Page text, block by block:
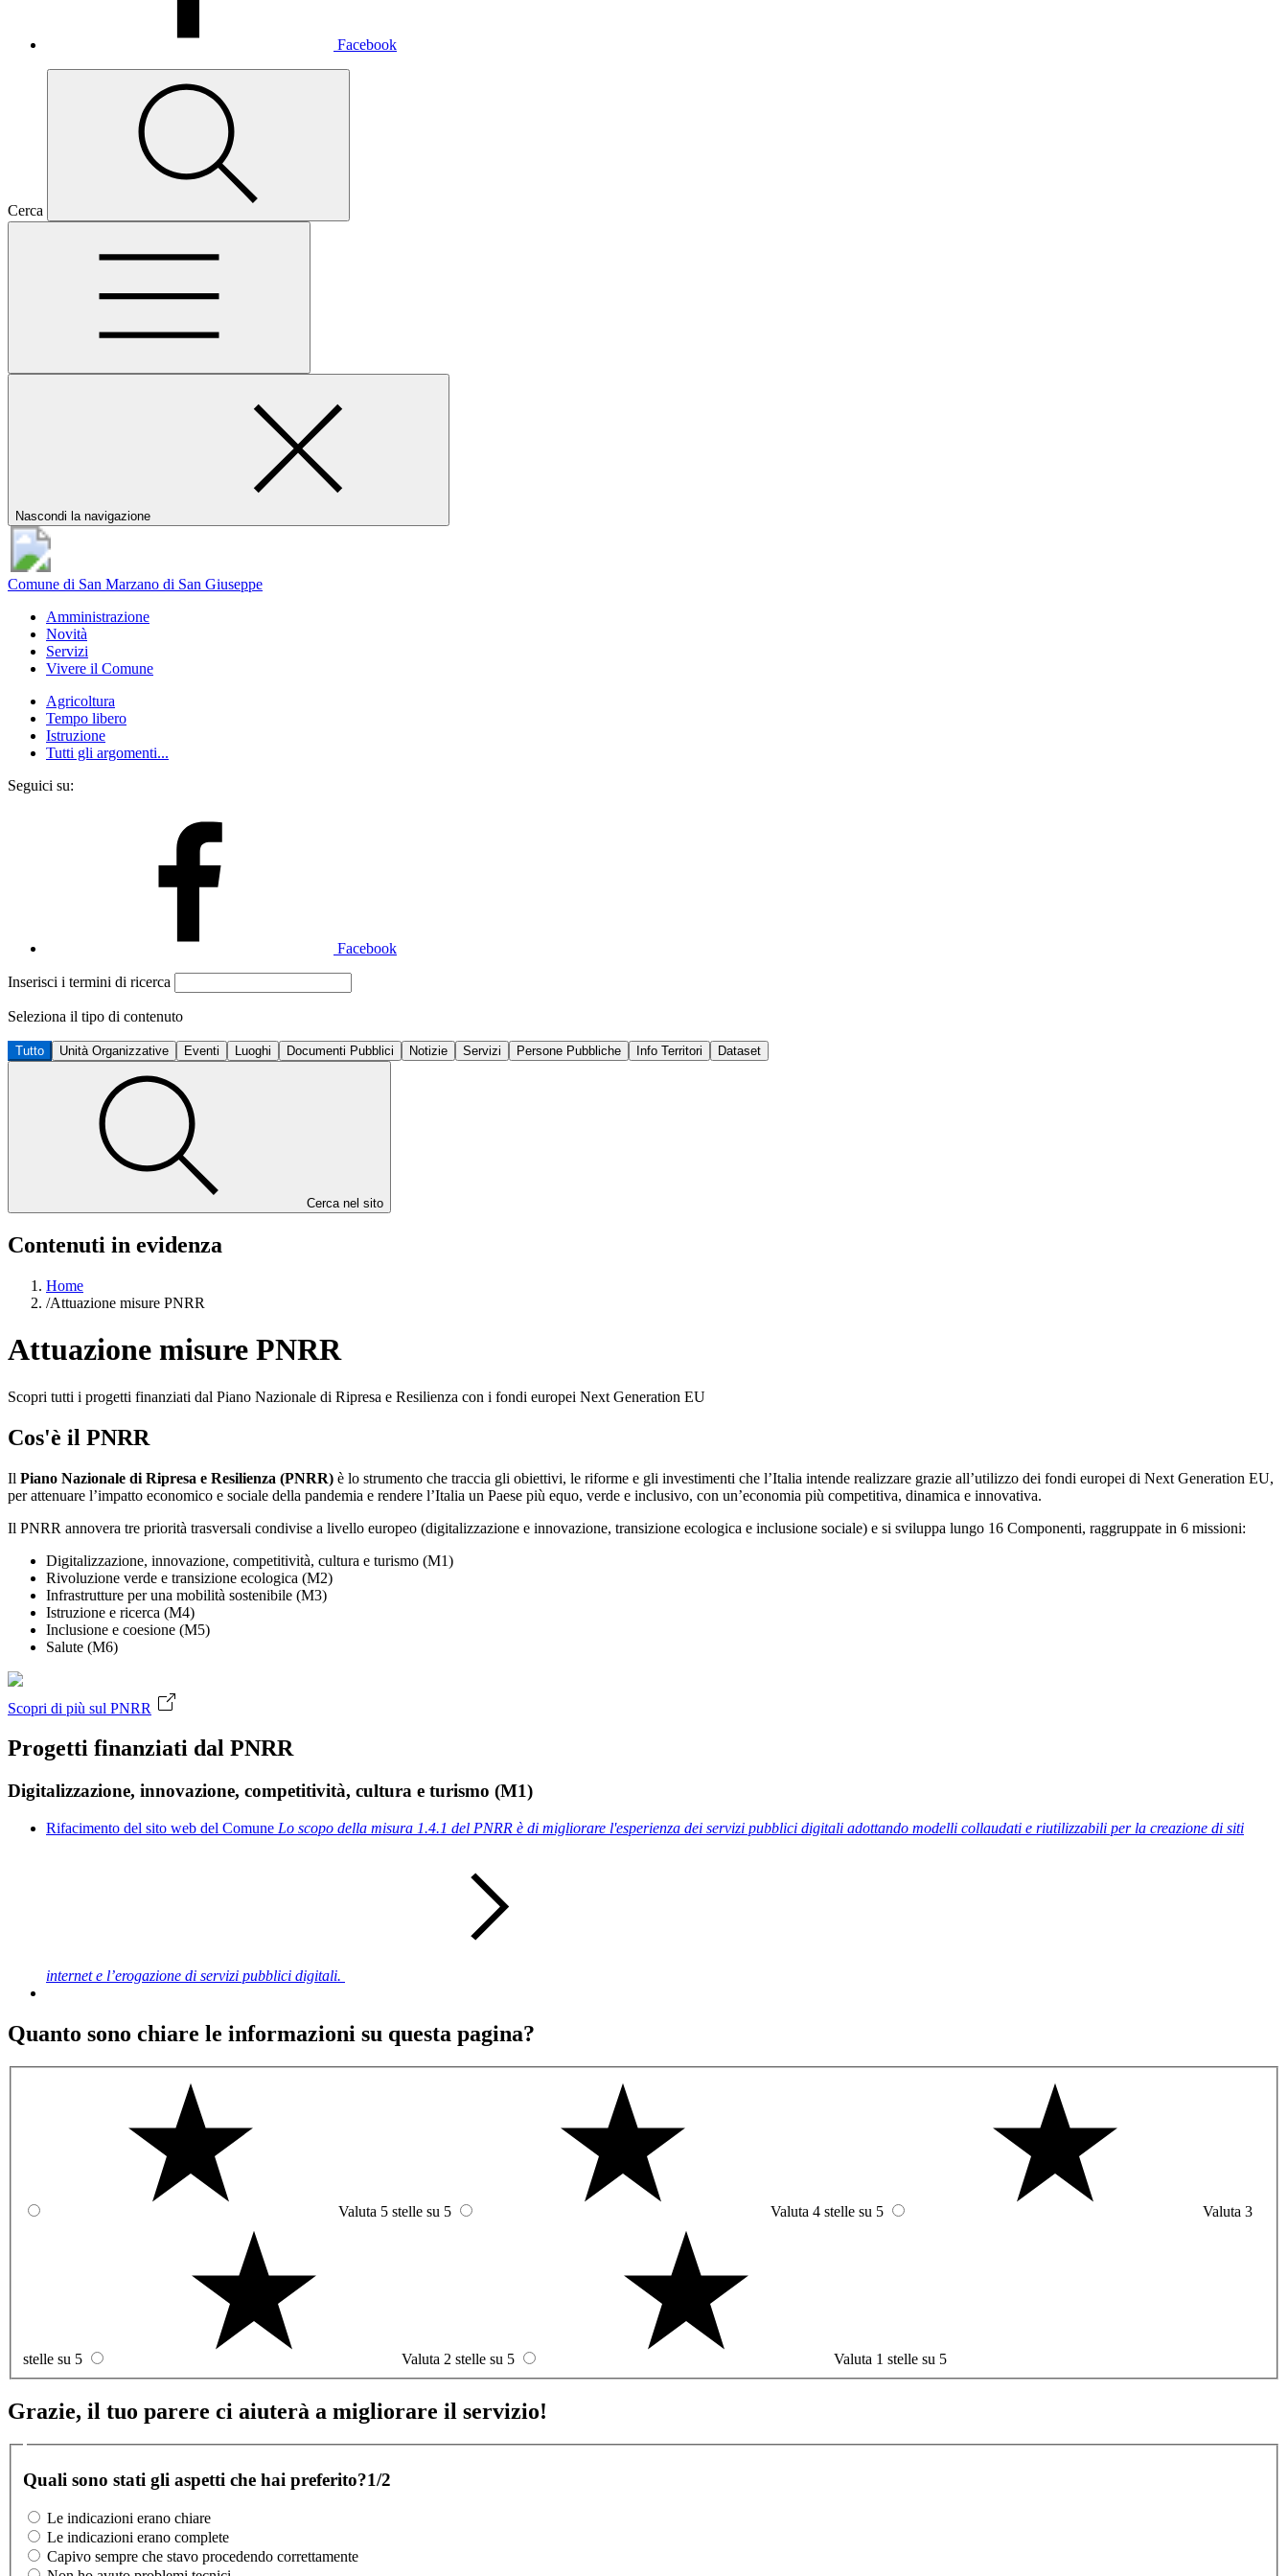
Facebook
Cerca
Nascondi la navigazione
Comune di San Marzano di San Giuseppe
Amministrazione
Novità
Servizi
Vivere il Comune
Agricoltura
Tempo libero
Istruzione
Tutti gli argomenti...
Seguici su:
Facebook
Inserisci i termini di ricerca
Seleziona il tipo di contenuto
Tutto Unità Organizzative Eventi Luoghi Documenti Pubblici Notizie Servizi Persone Pubbliche Info Territori Dataset
Cerca nel sito
Contenuti in evidenza
Home
/Attuazione misure PNRR
Attuazione misure PNRR
Scopri tutti i progetti finanziati dal Piano Nazionale di Ripresa e Resilienza con i fondi europei Next Generation EU
Cos'è il PNRR
Il Piano Nazionale di Ripresa e Resilienza (PNRR) è lo strumento che traccia gli obiettivi, le riforme e gli investimenti che l’Italia intende realizzare grazie all’utilizzo dei fondi europei di Next Generation EU,
per attenuare l’impatto economico e sociale della pandemia e rendere l’Italia un Paese più equo, verde e inclusivo, con un’economia più competitiva, dinamica e innovativa.
Il PNRR annovera tre priorità trasversali condivise a livello europeo (digitalizzazione e innovazione, transizione ecologica e inclusione sociale) e si sviluppa lungo 16 Componenti, raggruppate in 6 missioni:
Digitalizzazione, innovazione, competitività, cultura e turismo (M1)
Rivoluzione verde e transizione ecologica (M2)
Infrastrutture per una mobilità sostenibile (M3)
Istruzione e ricerca (M4)
Inclusione e coesione (M5)
Salute (M6)
Scopri di più sul PNRR
Progetti finanziati dal PNRR
Digitalizzazione, innovazione, competitività, cultura e turismo (M1)
Rifacimento del sito web del Comune Lo scopo della misura 1.4.1 del PNRR è di migliorare l'esperienza dei servizi pubblici digitali adottando modelli collaudati e riutilizzabili per la creazione di siti
internet e l’erogazione di servizi pubblici digitali.
Quanto sono chiare le informazioni su questa pagina?
Valuta 5 stelle su 5 Valuta 4 stelle su 5 Valuta 3
stelle su 5 Valuta 2 stelle su 5 Valuta 1 stelle su 5
Grazie, il tuo parere ci aiuterà a migliorare il servizio!
Quali sono stati gli aspetti che hai preferito?1/2
Le indicazioni erano chiare
Le indicazioni erano complete
Capivo sempre che stavo procedendo correttamente